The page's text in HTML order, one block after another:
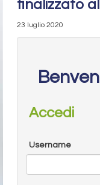
finalizzato
23 luglio 2020
Accedi
Username